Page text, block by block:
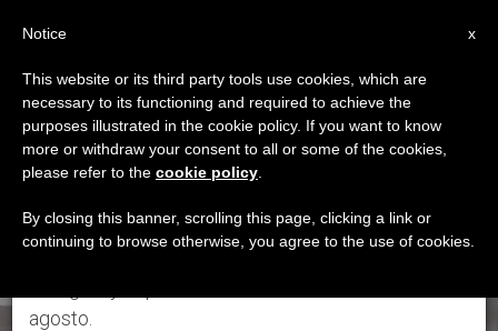
ETIQUETA
Posts Tagged ‘José
Luis Pérez’
ÚLTIMAS NOTICIAS
×
Aviso importante
Del 27 de julio al 7 de agosto haremos la pausa
anual, aprovechando que en el periodo de verano
se generan menos informaciones y también el
agosto.
x
Notice
This website or its third party tools use cookies, which are
necessary to its functioning and required to achieve the
purposes illustrated in the cookie policy. If you want to know
more or withdraw your consent to all or some of the cookies,
please refer to the cookie policy
By closing this banner, scrolling this page, clicking a link or
continuing to browse otherwise, you agree to the use of cookies.